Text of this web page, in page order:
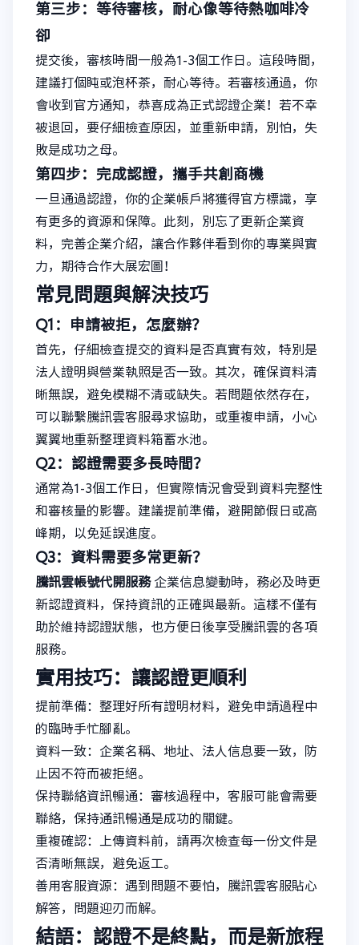
第三步：等待審核，耐心像等待熱咖啡冷
卻
提交後，審核時間一般為1-3個工作日。這段時間，
建議打個盹或泡杯茶，耐心等待。若審核通過，你
會收到官方通知，恭喜成為正式認證企業！若不幸
被退回，要仔細檢查原因，並重新申請，別怕，失
敗是成功之母。
第四步：完成認證，攜手共創商機
一旦通過認證，你的企業帳戶將獲得官方標識，享
有更多的資源和保障。此刻，別忘了更新企業資
料，完善企業介紹，讓合作夥伴看到你的專業與實
力，期待合作大展宏圖！
常見問題與解決技巧
Q1：申請被拒，怎麼辦？
首先，仔細檢查提交的資料是否真實有效，特別是
法人證明與營業執照是否一致。其次，確保資料清
晰無誤，避免模糊不清或缺失。若問題依然存在，
可以聯繫騰訊雲客服尋求協助，或重複申請，小心
翼翼地重新整理資料箱蓄水池。
Q2：認證需要多長時間？
通常為1-3個工作日，但實際情況會受到資料完整性
和審核量的影響。建議提前準備，避開節假日或高
峰期，以免延誤進度。
Q3：資料需要多常更新？
騰訊雲帳號代開服務企業信息變動時，務必及時更
新認證資料，保持資訊的正確與最新。這樣不僅有
助於維持認證狀態，也方便日後享受騰訊雲的各項
服務。
實用技巧：讓認證更順利
提前準備：整理好所有證明材料，避免申請過程中
的臨時手忙腳亂。
資料一致：企業名稱、地址、法人信息要一致，防
止因不符而被拒絕。
保持聯絡資訊暢通：審核過程中，客服可能會需要
聯絡，保持通訊暢通是成功的關鍵。
重複確認：上傳資料前，請再次檢查每一份文件是
否清晰無誤，避免返工。
善用客服資源：遇到問題不要怕，騰訊雲客服貼心
解答，問題迎刃而解。
結語：認證不是終點，而是新旅程